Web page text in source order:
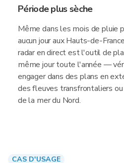
Période plus sèche
Même dans les mois de pluie
aucun jour aux Hauts-de-
radar en direct est l'outil de
même jour toute l'année —
engager dans des plans en
des fleuves transfrontaliers
de la mer du Nord.
CAS D'USAGE